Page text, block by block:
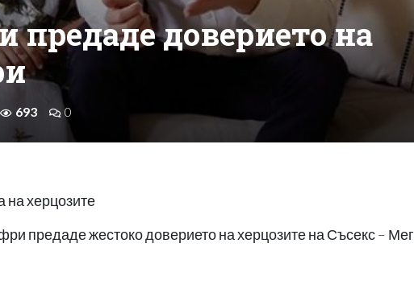
предаде доверието на
693 0
на херцозите
предаде жестоко доверието на херцозите на Съсекс –